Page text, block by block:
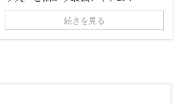
続きを見る